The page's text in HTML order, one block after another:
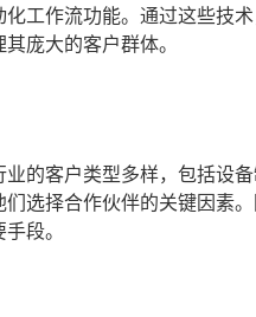
工作流功能。通过这些技术
庞大的客户群体。
的客户类型多样，包括设
选择合作伙伴的关键因素
段。